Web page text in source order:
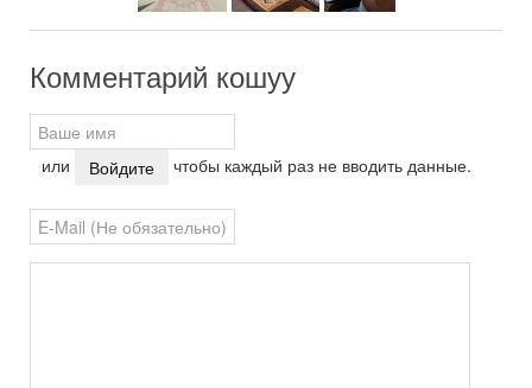
Комментарий кошуу
или Войдите чтобы каждый раз не вводить данные.